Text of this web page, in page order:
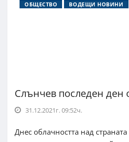
ОБЩЕСТВО ВОДЕЩИ НОВИНИ
Слънчев последен ден
31.12.2021г. 09:52ч.
Днес облачността над